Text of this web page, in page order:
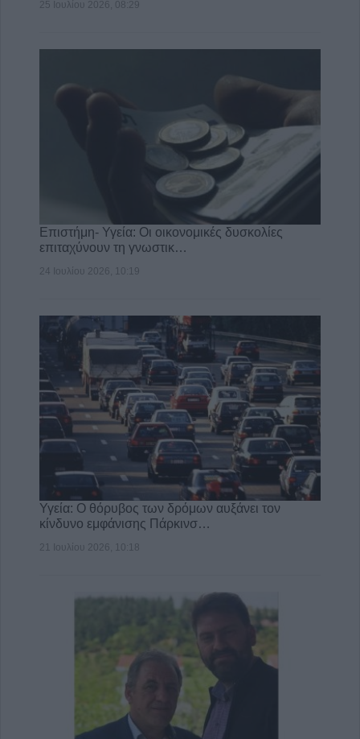
25 Ιουλίου 2026, 08:29
Επιστήμη- Υγεία: Οι οικονομικές δυσκολίες
επιταχύνουν τη γνωστικ…
24 Ιουλίου 2026, 10:19
Υγεία: Ο θόρυβος των δρόμων αυξάνει τον
κίνδυνο εμφάνισης Πάρκινσ…
21 Ιουλίου 2026, 10:18